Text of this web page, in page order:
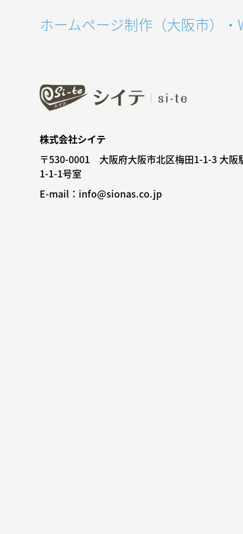
ホームページ制作（大阪市）
株式会社シイテ
〒530-0001 大阪府大阪市北区梅田1-1-3 大阪
1-1-1号室
E-mail：info@sionas.co.jp